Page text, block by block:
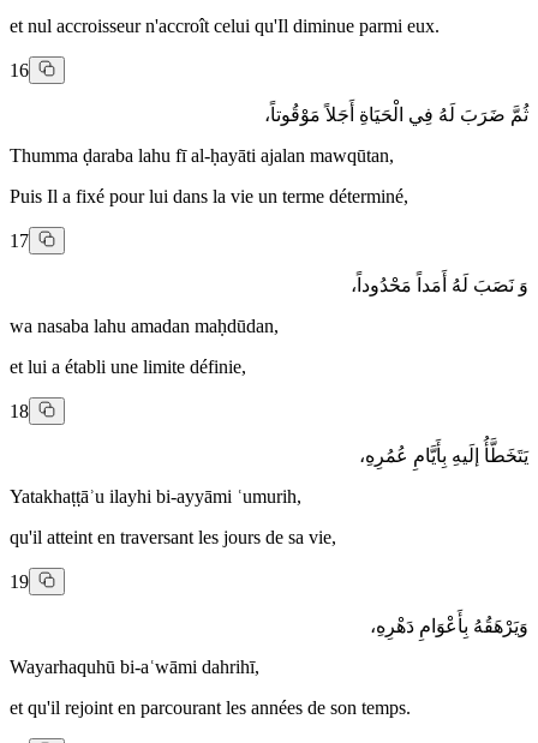
et nul accroisseur n'accroît celui qu'Il diminue parmi eux.
16
ثُمَّ ضَرَبَ لَهُ فِي الْحَيَاةِ أَجَلاً مَوْقُوتاً،
Thumma ḍaraba lahu fī al-ḥayāti ajalan mawqūtan,
Puis Il a fixé pour lui dans la vie un terme déterminé,
17
وَ نَصَبَ لَهُ أَمَداً مَحْدُوداً،
wa nasaba lahu amadan maḥdūdan,
et lui a établi une limite définie,
18
يَتَخَطَّأُ إلَيهِ بِأَيَّامِ عُمُرِهِ،
Yatakhaṭṭāʾu ilayhi bi-ayyāmi ʿumurih,
qu'il atteint en traversant les jours de sa vie,
19
وَيَرْهَقُهُ بِأَعْوَامِ دَهْرِهِ،
Wayarhaquhū bi-aʿwāmi dahrihī,
et qu'il rejoint en parcourant les années de son temps.